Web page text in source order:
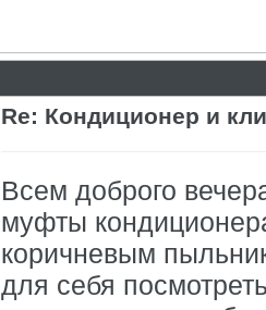
Re: Кондиционер и
Всем доброго
муфты
коричневым
для себя